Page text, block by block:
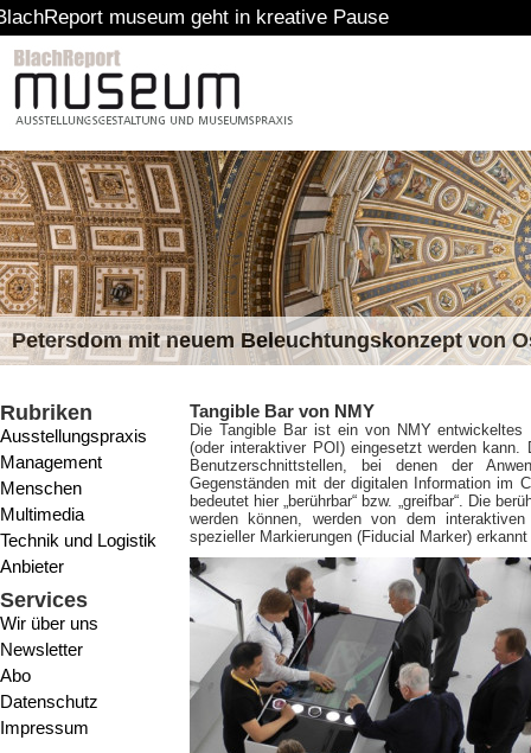
geht in kreative Pause
Petersdom mit neuem Beleuchtungskonzept von
Rubriken
Ausstellungspraxis
Management
Menschen
Multimedia
Technik und Logistik
Anbieter
Services
Wir über uns
Newsletter
Abo
Datenschutz
Impressum
Tangible Bar von NMY
Die Tangible Bar ist ein von NMY
(oder interaktiver POI) eingesetzt werden kann.
Benutzerschnittstellen, bei denen der
Gegenständen mit der digitalen Information im
bedeutet hier „berührbar“ bzw. „greifbar“. Die
werden können, werden von dem
spezieller Markierungen (Fiducial Marker)